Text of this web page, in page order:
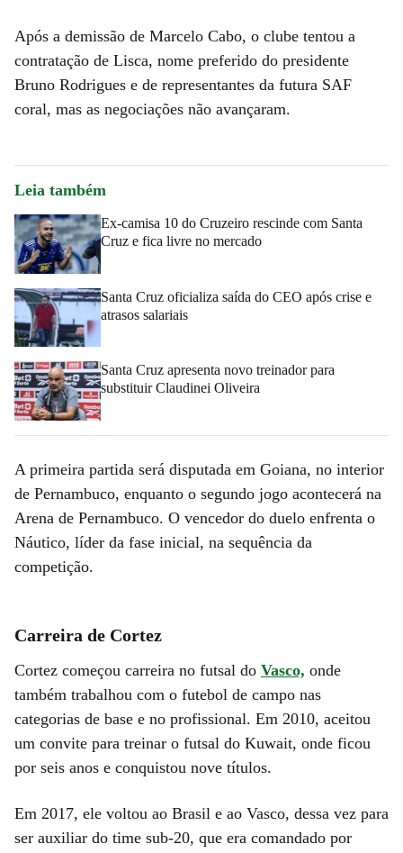
Após a demissão de Marcelo Cabo, o clube tentou a
contratação de Lisca, nome preferido do presidente
Bruno Rodrigues e de representantes da futura SAF
coral, mas as negociações não avançaram.
Leia também
Ex-camisa 10 do Cruzeiro rescinde com Santa
Cruz e fica livre no mercado
Santa Cruz oficializa saída do CEO após crise e
atrasos salariais
Santa Cruz apresenta novo treinador para
substituir Claudinei Oliveira
A primeira partida será disputada em Goiana, no interior
de Pernambuco, enquanto o segundo jogo acontecerá na
Arena de Pernambuco. O vencedor do duelo enfrenta o
Náutico, líder da fase inicial, na sequência da
competição.
Carreira de Cortez
Cortez começou carreira no futsal do Vasco, onde
também trabalhou com o futebol de campo nas
categorias de base e no profissional. Em 2010, aceitou
um convite para treinar o futsal do Kuwait, onde ficou
por seis anos e conquistou nove títulos.
Em 2017, ele voltou ao Brasil e ao Vasco, dessa vez para
ser auxiliar do time sub-20, que era comandado por